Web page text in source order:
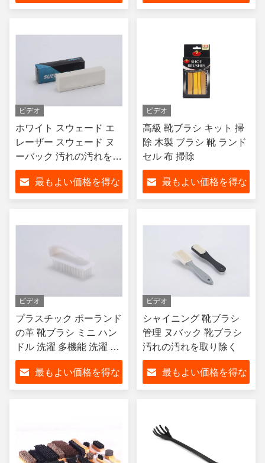
ビデオ
ホワイト スウェード エ
レーザー スウェード ヌ
ーバック 汚れの汚れを除
去する 洗濯なし 靴,ブー
ツ ジャケット OEM に使
用するのに適しています
最もよい価格を得な
ビデオ
高級 靴ブラシ キット 掃
除 木製 ブラシ 靴 ランド
セル 布 掃除
最もよい価格を得な
ビデオ
プラスチック ポーランド
の革 靴ブラシ ミニ ハン
ドル 洗濯 多機能 洗濯 靴
シャイン キット
最もよい価格を得な
ビデオ
シャイニング 靴ブラシ
管理 ヌバック 靴ブラシ
汚れの汚れを取り除く
最もよい価格を得な